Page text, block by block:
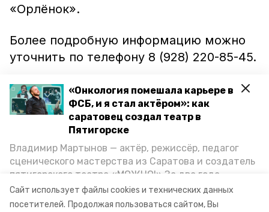
Сайт использует файлы cookies и технических данных
посетителей. Продолжая пользоваться сайтом, Вы
«Онкология помешала карьере в
ФСБ, и я стал актёром»: как
саратовец создал театр в
Пятигорске
Владимир Мартынов — актёр, режиссёр, педагог
сценического мастерства из Саратова и создатель
пятигорского театра «МОЖНО!» За два года
существования театр выпустил восемь спектаклей,
впереди — новые премьеры. О том, как стал
«Орлёнок».
Более подробную информацию можно
уточнить по телефону 8 (928) 220-85-45.
Напомним, ранее в Железноводске
больше 600 человек спелипесни
Великой Победы.
Такжесообщалось, что юные
ставропольчанки представят край на
всероссийском экологическом
конкурсе.